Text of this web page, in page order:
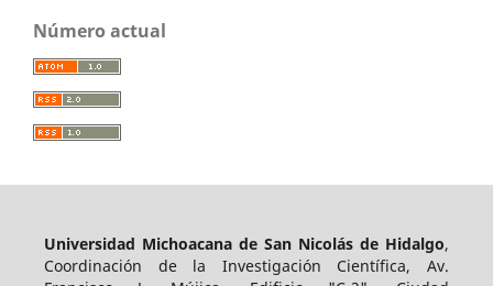
Número actual
Universidad Michoacana de San Nicolás de Hidalgo,
Coordinación de la Investigación Científica, Av.